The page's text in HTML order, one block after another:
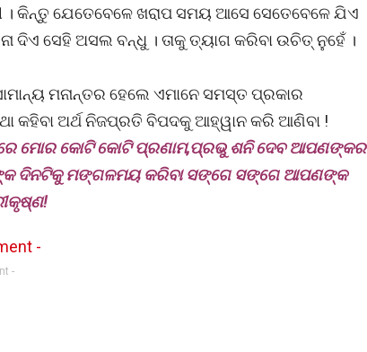
କିନ୍ତୁ ଯେତେବେଳେ ଖରାପ ସମୟ ଆସେ ସେତେବେଳେ ଯିଏ
ଦିଏ ସେହି ଅସଲ ବନ୍ଧୁ । ତାକୁ ତ୍ୟାଗ କରିବା ଉଚିତ୍ ନୁହେଁ ।
ମନାନ୍ତର ହେଲେ ଏମାନେ ସମସ୍ତ ପ୍ରକାର
କହିବା ଅର୍ଥ ନିଜପ୍ରତି ବିପଦକୁ ଆହ୍ୱାନ କରି ଆଣିବା !
ମୋର କୋଟି କୋଟି ପ୍ରଣାମ,ପ୍ରଭୁ ଶନି ଦେବ ଆପଣଙ୍କର
ଦିନଟିକୁ ମଙ୍ଗଳମୟ କରିବା ସଙ୍ଗେ ସଙ୍ଗେ ଆପଣଙ୍କ
-